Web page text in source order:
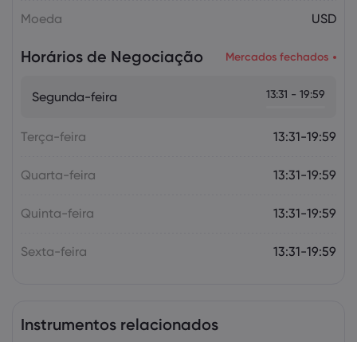
Moeda USD
Horários de Negociação Mercados fechados
Segunda-feira 13:31 - 19:59
Terça-feira 13:31-19:59
Quarta-feira 13:31-19:59
Quinta-feira 13:31-19:59
Sexta-feira 13:31-19:59
Instrumentos relacionados